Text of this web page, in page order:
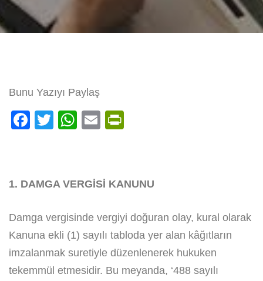
Bunu Yazıyı Paylaş
Facebook
Twitter
WhatsApp
Email
1. DAMGA VERGİSİ KANUNU
Damga vergisinde vergiyi doğuran olay, kural olarak
Kanuna ekli (1) sayılı tabloda yer alan kâğıtların
imzalanmak suretiyle düzenlenerek hukuken
tekemmül etmesidir. Bu meyanda, ‘488 sayılı